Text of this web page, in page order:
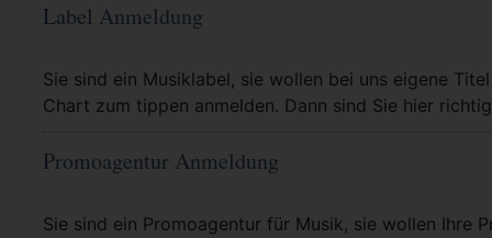
Label Anmeldung
Sie sind ein Musiklabel, sie wollen bei uns eigene
Chart zum tippen anmelden. Dann sind Sie hier
Mehr Info
Promoagentur Anmeldung
Sie sind ein Promoagentur für Musik, sie wollen Ihre
Mehr Info